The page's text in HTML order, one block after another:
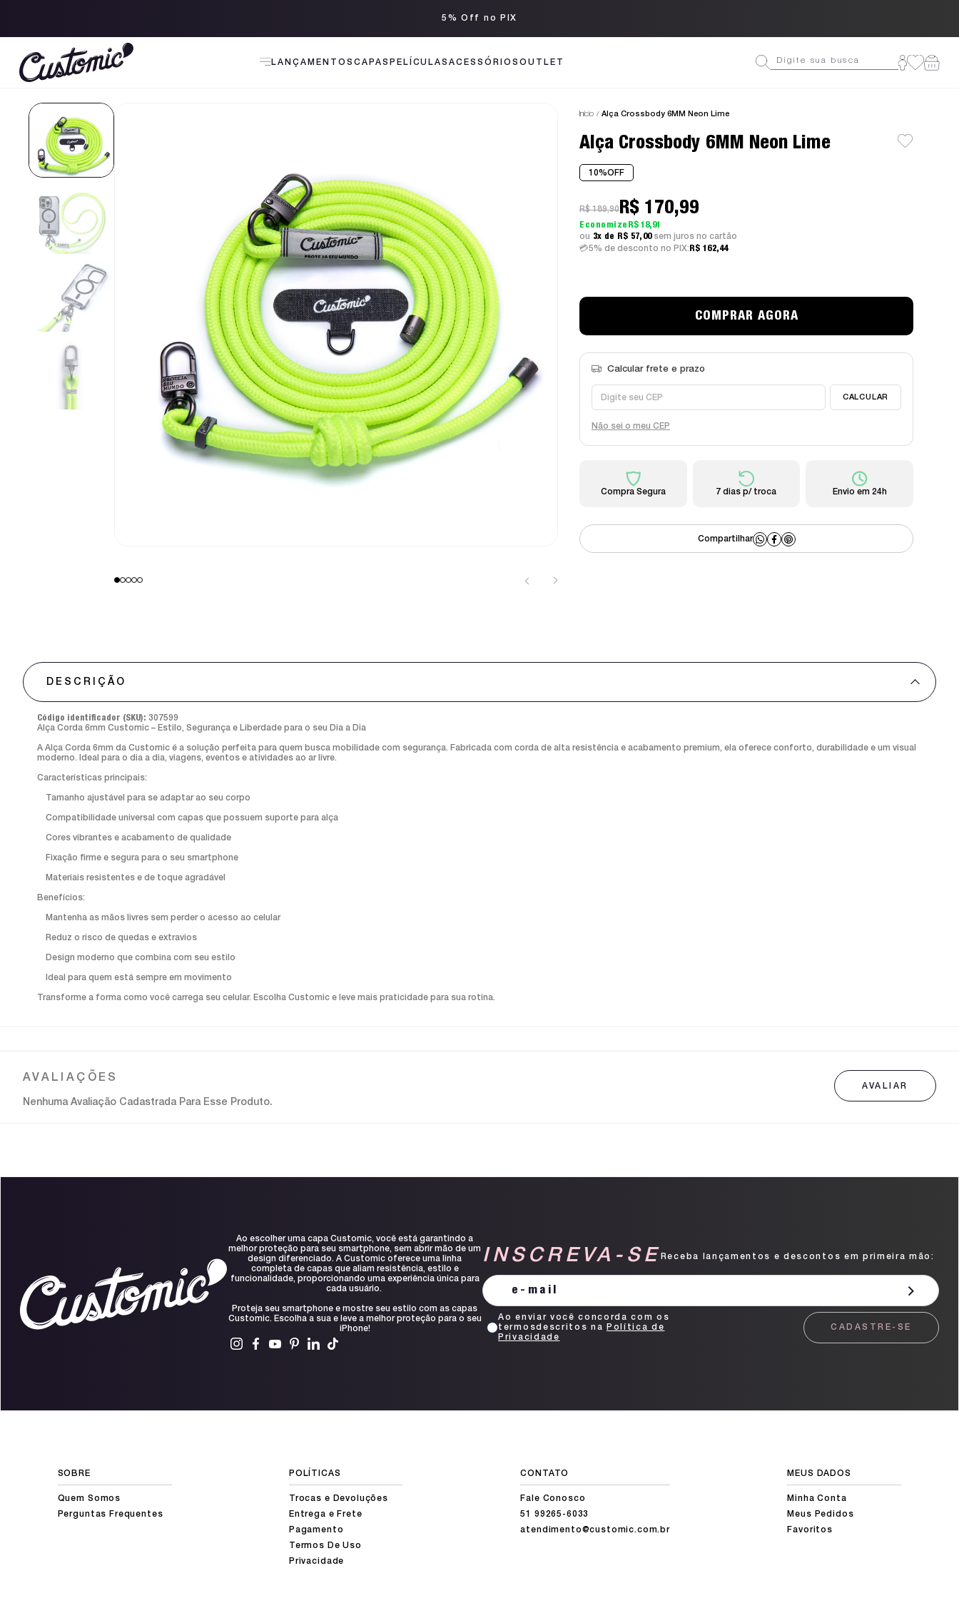
5% Off no PIX
LANÇAMENTOS CAPAS PELÍCULASACESSÓRIOS OUTLET
Início Alça Crossbody 6MM Neon Lime
Alça Crossbody 6MM Neon Lime
10%OFF
5% de desconto no PIX: R$ 162,44
R$ 189,90R$ 170,99
R$ 18,91
3x
R$ 57,00 sem juros
Não sei o meu CEP
Compra Segura 7 dias p/ troca Envio em 24h
DESCRIÇÃO
Código identificador (SKU): 307599
Alça Corda 6mm Customic – Estilo, Segurança e Liberdade para o seu Dia a Dia
A Alça Corda 6mm da Customic é a solução perfeita para quem busca mobilidade com segurança. Fabricada com corda de alta resistência e acabamento premium, ela oferece conforto, durabilidade e um visual
moderno. Ideal para o dia a dia, viagens, eventos e atividades ao ar livre.
Características principais:
Tamanho ajustável para se adaptar ao seu corpo
Compatibilidade universal com capas que possuem suporte para alça
Cores vibrantes e acabamento de qualidade
Fixação firme e segura para o seu smartphone
Materiais resistentes e de toque agradável
Benefícios:
Mantenha as mãos livres sem perder o acesso ao celular
Reduz o risco de quedas e extravios
Design moderno que combina com seu estilo
Ideal para quem está sempre em movimento
Transforme a forma como você carrega seu celular. Escolha Customic e leve mais praticidade para sua rotina.
Nenhuma Avaliação Cadastrada Para Esse Produto.
Ao escolher uma capa Customic, você está garantindo a
melhor proteção para seu smartphone, sem abrir mão de um
design diferenciado. A Customic oferece uma linha
completa de capas que aliam resistência, estilo e
funcionalidade, proporcionando uma experiência única para
cada usuário.
Proteja seu smartphone e mostre seu estilo com as capas
Customic. Escolha a sua e leve a melhor proteção para o seu
iPhone!
INSCREVA-SE Receba lançamentos e descontos em primeira mão:
CADASTRE-SE
Ao enviar você concorda com os
termosdescritos na
Política de
Privacidade
SOBRE
Quem Somos
Perguntas Frequentes
POLÍTICAS
Trocas e Devoluções
Entrega e Frete
Pagamento
Termos De Uso
Privacidade
CONTATO
Fale Conosco
51 99265-6033
atendimento@customic.com.br
MEUS DADOS
Minha Conta
Meus Pedidos
Favoritos